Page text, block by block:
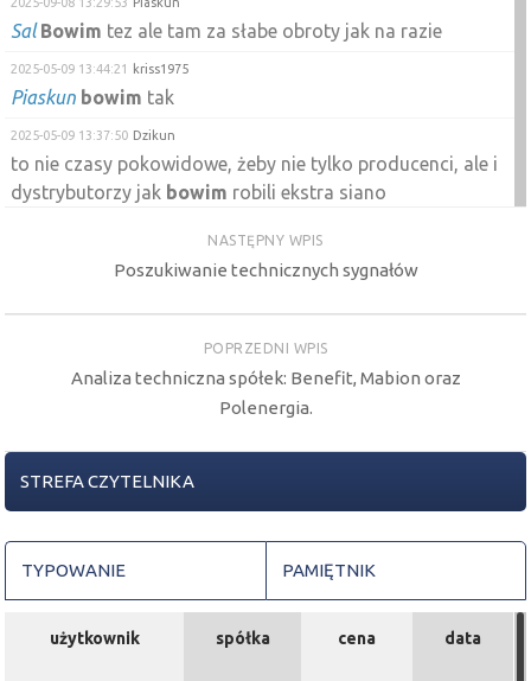
Sal Bowim tez ale tam za słabe obroty jak na razie
2025-05-09 13:44:21 kriss1975
Piaskun bowim tak
2025-05-09 13:37:50 Dzikun
to nie czasy pokowidowe, żeby nie tylko producenci, ale i
dystrybutorzy jak bowim robili ekstra siano
wyniki podał .. fatalne
bowimstoi, obrót warzywniak
Może naBOWIMcoś dłużej zagrają
za covid były zależności ,ale to zupełnie inny czas , a
ostatnie 4 lata to
bowimw piach
NASTĘPNY WPIS
Poszukiwanie technicznych sygnałów
POPRZEDNI WPIS
Analiza techniczna spółek: Benefit, Mabion oraz
Polenergia.
STREFA CZYTELNIKA
TYPOWANIE PAMIĘTNIK
użytkownik spółka cena data